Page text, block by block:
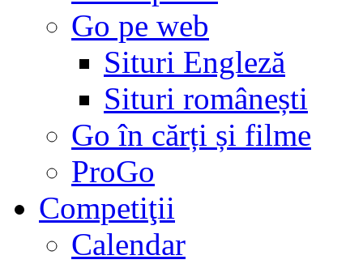
Go pe web
Situri Engleză
Situri românești
Go în cărți și filme
ProGo
Competiţii
Calendar